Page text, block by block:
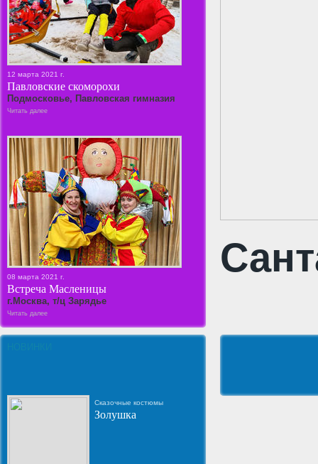
12 марта 2021 г.
Павловские скоморохи
Подмосковье, Павловская гимназия
Читать далее
08 марта 2021 г.
Встреча Масленицы
г.Москва, т/ц Зарядье
Читать далее
Сказочные костюмы
Золушка